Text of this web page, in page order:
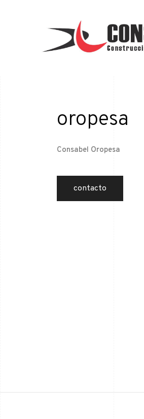
oropesa
Consabel Oropesa
contacto